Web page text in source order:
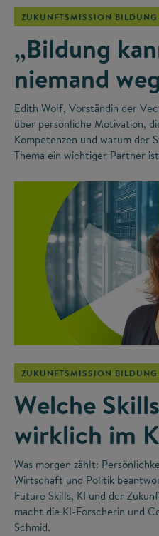
ZUKUNFTSMISSION BILDUNG
„Bildung
niemand
Edith Wolf, Vorständin der
über persönliche Motivation,
Kompetenzen und warum der
Thema ein wichtiger Partner ist
ZUKUNFTSMISSION BILDUNG
Welche
wirklich im
Was morgen zählt:
Wirtschaft und Politik
Future Skills, KI und der
macht die KI-Forscherin und
Schmid.